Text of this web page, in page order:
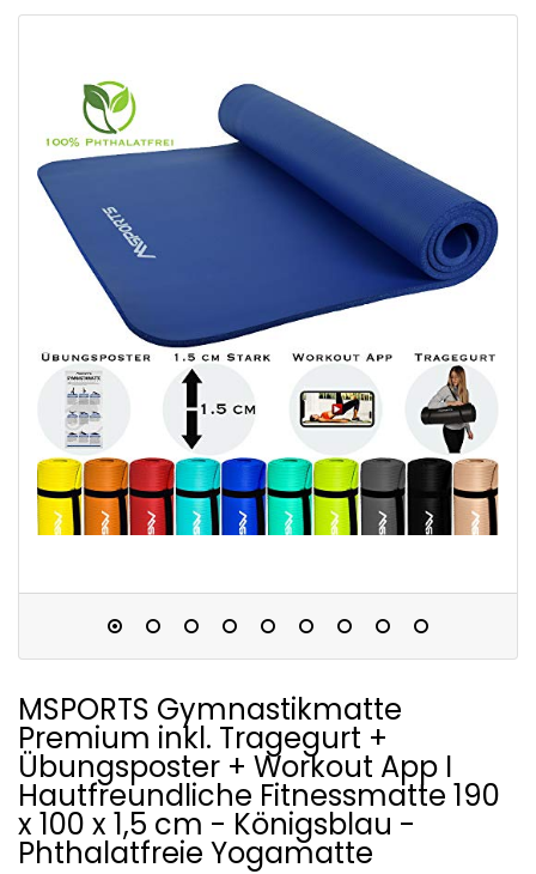
MSPORTS Gymnastikmatte
Premium inkl. Tragegurt +
Übungsposter + Workout App I
Hautfreundliche Fitnessmatte 190
x 100 x 1,5 cm - Königsblau -
Phthalatfreie Yogamatte